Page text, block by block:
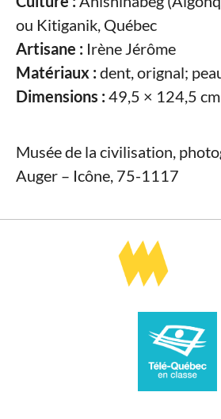
ou Kitiganik, Québec
Artisane : Irène Jérôme
Matériaux : dent, orignal;
Dimensions : 49,5 × 124,5 cm
Musée de la civilisation,
Auger – Icône, 75-1117